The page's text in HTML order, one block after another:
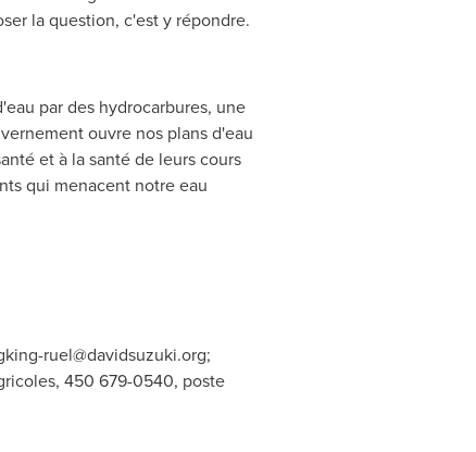
la question, c'est y répondre.
par des hydrocarbures, une
ouvre nos plans d'eau
et à la santé de leurs cours
qui menacent notre eau
ruel@davidsuzuki.org;
450 679-0540, poste